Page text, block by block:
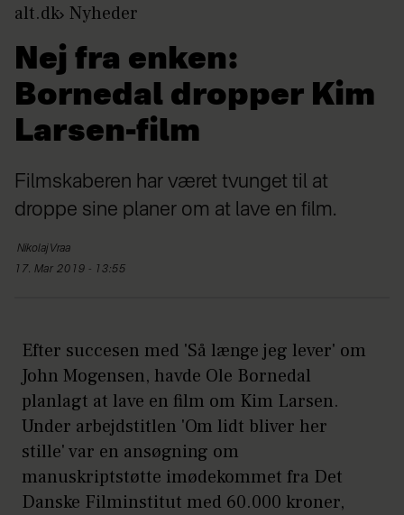
alt.dk Nyheder
Nej fra enken:
Bornedal dropper Kim
Larsen-film
Filmskaberen har været tvunget til at
droppe sine planer om at lave en film.
Nikolaj Vraa
17. Mar 2019 - 13:55
Efter succesen med 'Så længe jeg lever' om
John Mogensen, havde Ole Bornedal
planlagt at lave en film om Kim Larsen.
Under arbejdstitlen 'Om lidt bliver her
stille' var en ansøgning om
manuskriptstøtte imødekommet fra Det
Danske Filminstitut med 60.000 kroner,